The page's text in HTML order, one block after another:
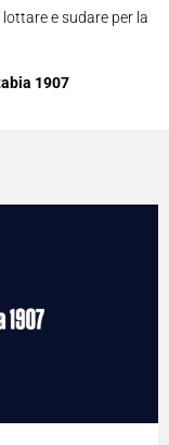
e sudare per la
1907